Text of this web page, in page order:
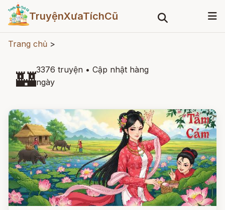
TruyệnXưaTíchCũ
Trang chủ >
🏰3376 truyện • Cập nhật hàng
ngày